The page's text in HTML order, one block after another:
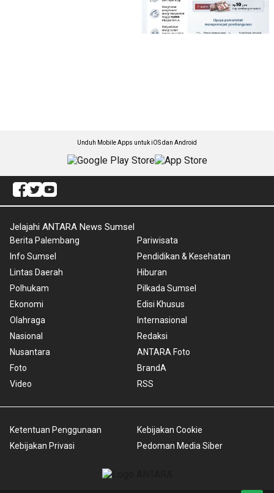
Unduh Mobile Apps untuk iOS dan Android
Jelajahi ANTARA News Sumsel
Berita Palembang
Info Sumsel
Lintas Daerah
Polhukam
Ekonomi
Olahraga
Nasional
Nusantara
Foto
Video
Pariwisata
Pendidikan & Kesehatan
Hiburan
Pilkada Sumsel
Edisi Khusus
Internasional
Redaksi
ANTARA Foto
BrandA
RSS
Ketentuan Penggunaan
Kebijakan Privasi
Kebijakan Cookie
Pedoman Media Siber